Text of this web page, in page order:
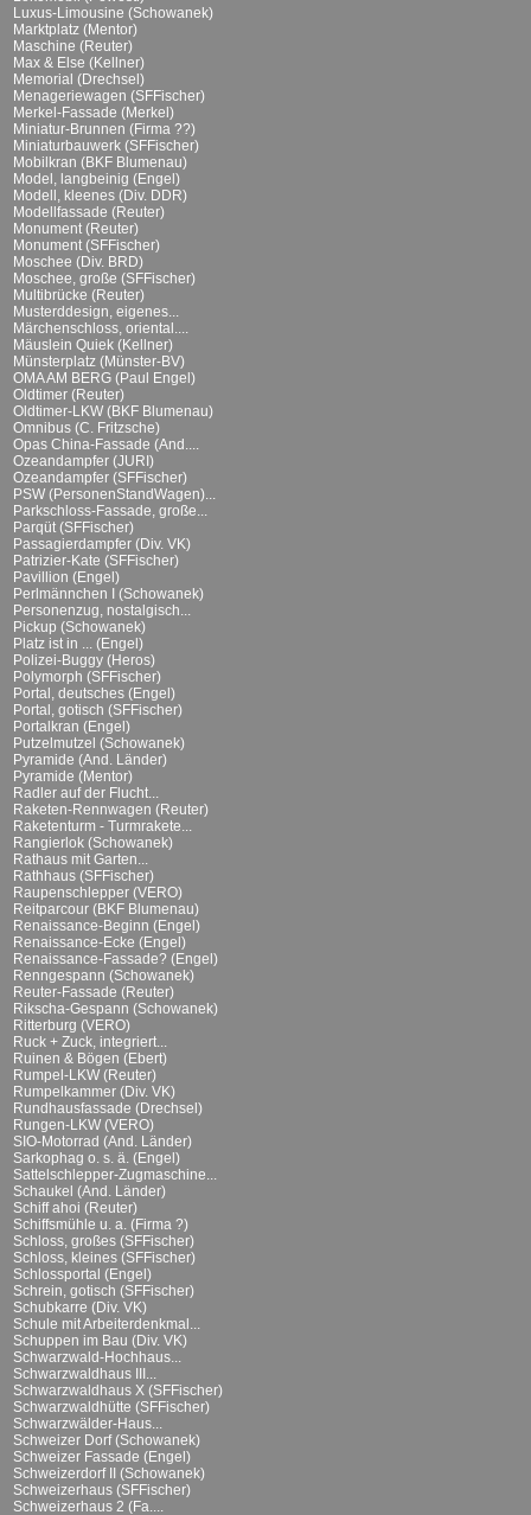
Luxus-Limousine (Schowanek)
Marktplatz (Mentor)
Maschine (Reuter)
Max & Else (Kellner)
Memorial (Drechsel)
Menageriewagen (SFFischer)
Merkel-Fassade (Merkel)
Miniatur-Brunnen (Firma ??)
Miniaturbauwerk (SFFischer)
Mobilkran (BKF Blumenau)
Model, langbeinig (Engel)
Modell, kleenes (Div. DDR)
Modellfassade (Reuter)
Monument (Reuter)
Monument (SFFischer)
Moschee (Div. BRD)
Moschee, große (SFFischer)
Multibrücke (Reuter)
Musterddesign, eigenes...
Märchenschloss, oriental....
Mäuslein Quiek (Kellner)
Münsterplatz (Münster-BV)
OMA AM BERG (Paul Engel)
Oldtimer (Reuter)
Oldtimer-LKW (BKF Blumenau)
Omnibus (C. Fritzsche)
Opas China-Fassade (And....
Ozeandampfer (JURI)
Ozeandampfer (SFFischer)
PSW (PersonenStandWagen)...
Parkschloss-Fassade, große...
Parqüt (SFFischer)
Passagierdampfer (Div. VK)
Patrizier-Kate (SFFischer)
Pavillion (Engel)
Perlmännchen I (Schowanek)
Personenzug, nostalgisch...
Pickup (Schowanek)
Platz ist in ... (Engel)
Polizei-Buggy (Heros)
Polymorph (SFFischer)
Portal, deutsches (Engel)
Portal, gotisch (SFFischer)
Portalkran (Engel)
Putzelmutzel (Schowanek)
Pyramide (And. Länder)
Pyramide (Mentor)
Radler auf der Flucht...
Raketen-Rennwagen (Reuter)
Raketenturm - Turmrakete...
Rangierlok (Schowanek)
Rathaus mit Garten...
Rathhaus (SFFischer)
Raupenschlepper (VERO)
Reitparcour (BKF Blumenau)
Renaissance-Beginn (Engel)
Renaissance-Ecke (Engel)
Renaissance-Fassade? (Engel)
Renngespann (Schowanek)
Reuter-Fassade (Reuter)
Rikscha-Gespann (Schowanek)
Ritterburg (VERO)
Ruck + Zuck, integriert...
Ruinen & Bögen (Ebert)
Rumpel-LKW (Reuter)
Rumpelkammer (Div. VK)
Rundhausfassade (Drechsel)
Rungen-LKW (VERO)
SIO-Motorrad (And. Länder)
Sarkophag o. s. ä. (Engel)
Sattelschlepper-Zugmaschine...
Schaukel (And. Länder)
Schiff ahoi (Reuter)
Schiffsmühle u. a. (Firma ?)
Schloss, großes (SFFischer)
Schloss, kleines (SFFischer)
Schlossportal (Engel)
Schrein, gotisch (SFFischer)
Schubkarre (Div. VK)
Schule mit Arbeiterdenkmal...
Schuppen im Bau (Div. VK)
Schwarzwald-Hochhaus...
Schwarzwaldhaus III...
Schwarzwaldhaus X (SFFischer)
Schwarzwaldhütte (SFFischer)
Schwarzwälder-Haus...
Schweizer Dorf (Schowanek)
Schweizer Fassade (Engel)
Schweizerdorf II (Schowanek)
Schweizerhaus (SFFischer)
Schweizerhaus 2 (Fa....